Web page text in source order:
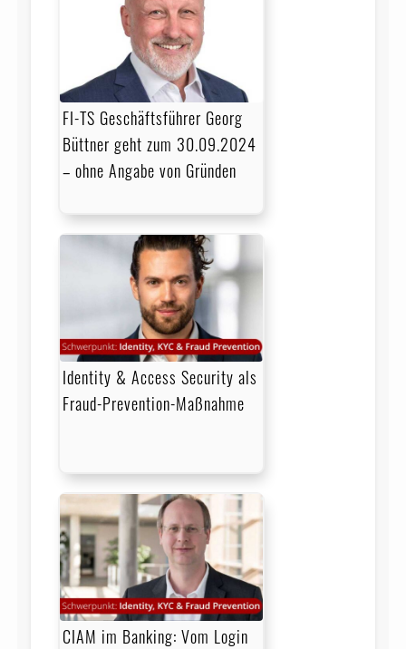
FI-TS Geschäftsführer Georg
Büttner geht zum 30.09.2024
– ohne Angabe von Gründen
Identity & Access Security als
Fraud-Prevention-Maßnahme
CIAM im Banking: Vom Login